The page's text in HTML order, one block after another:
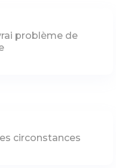
problème de
circonstances